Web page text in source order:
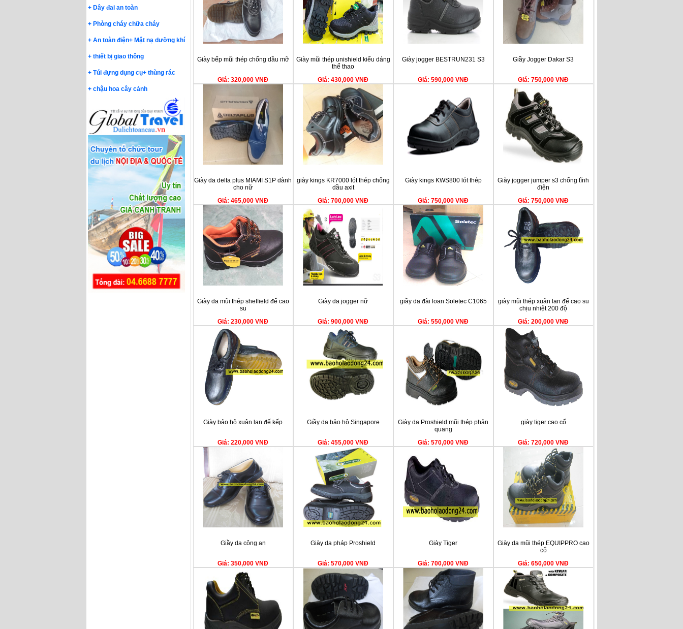
+ Dây đai an toàn
+ Phòng cháy chữa cháy
+ An toàn điện+ Mặt nạ dưỡng khí
+ thiết bị giao thông
+ Túi đựng dụng cụ+ thùng rác
+ chậu hoa cây cảnh
Giày bếp mũi thép chống dầu mỡ
Giá: 320,000 VNĐ
Giày mũi thép unishield kiểu dáng
thể thao
Giá: 430,000 VNĐ
Giày jogger BESTRUN231 S3
Giá: 590,000 VNĐ
Giầy Jogger Dakar S3
Giá: 750,000 VNĐ
Giày da delta plus MIAMI S1P dành
cho nữ
Giá: 465,000 VNĐ
giày kings KR7000 lót thép chống
dầu axit
Giá: 700,000 VNĐ
Giày kings KWS800 lót thép
Giá: 750,000 VNĐ
Giày jogger jumper s3 chống tĩnh
điện
Giá: 750,000 VNĐ
Giày da mũi thép sheffield đế cao
su
Giá: 230,000 VNĐ
Giày da jogger nữ
Giá: 900,000 VNĐ
giầy da đài loan Soletec C1065
Giá: 550,000 VNĐ
giày mũi thép xuân lan đế cao su
chịu nhiệt 200 độ
Giá: 200,000 VNĐ
Giày bảo hộ xuân lan đế kếp
Giá: 220,000 VNĐ
Giầy da bảo hộ Singapore
Giá: 455,000 VNĐ
Giày da Proshield mũi thép phản
quang
Giá: 570,000 VNĐ
giày tiger cao cổ
Giá: 720,000 VNĐ
Giầy da công an
Giá: 350,000 VNĐ
Giày da pháp Proshield
Giá: 570,000 VNĐ
Giày Tiger
Giá: 700,000 VNĐ
Giày da mũi thép EQUIPPRO cao
cổ
Giá: 650,000 VNĐ